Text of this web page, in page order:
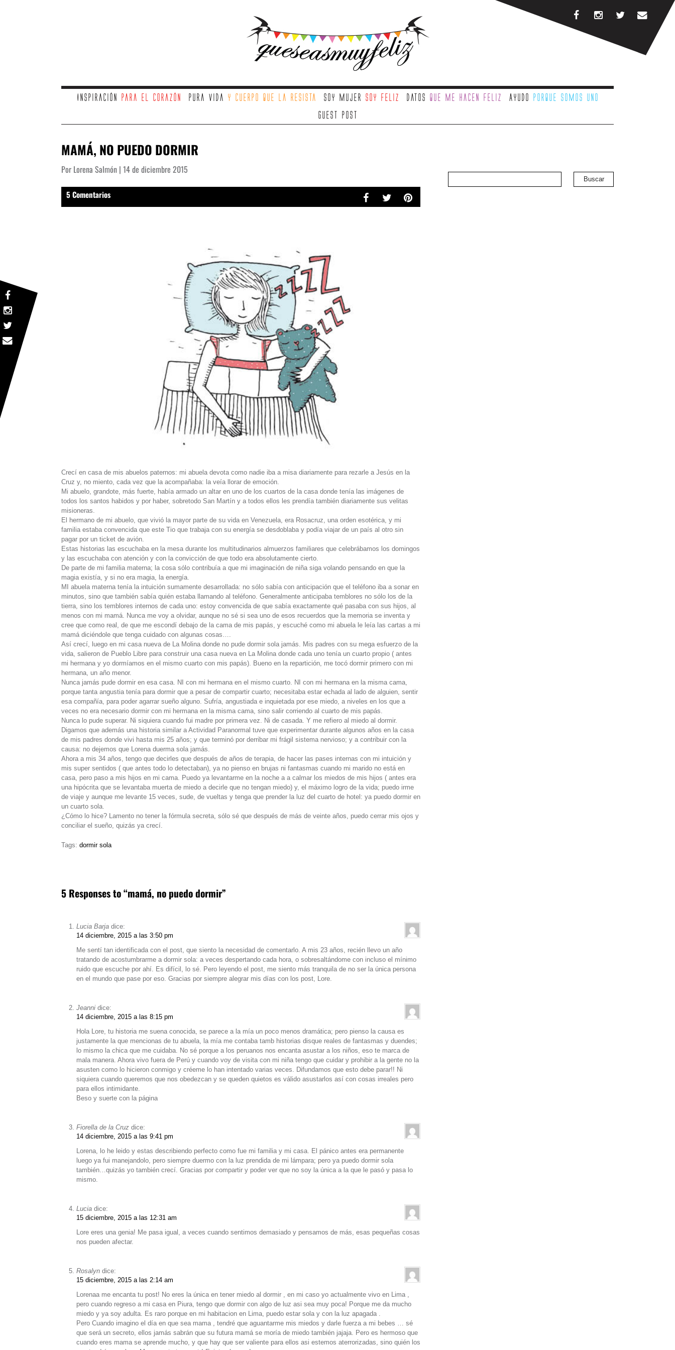
Inspiración para el corazón Pura vida y cuerpo que la resista Soy mujer soy feliz Datos que me hacen feliz Ayudo porque somos uno
Guest Post
MAMÁ, NO PUEDO DORMIR
Por Lorena Salmón | 14 de diciembre 2015
5 Comentarios
Crecí en casa de mis abuelos paternos: mi abuela devota como nadie iba a misa diariamente para rezarle a Jesús en la
Cruz y, no miento, cada vez que la acompañaba: la veía llorar de emoción.
Mi abuelo, grandote, más fuerte, había armado un altar en uno de los cuartos de la casa donde tenía las imágenes de
todos los santos habidos y por haber, sobretodo San Martín y a todos ellos les prendía también diariamente sus velitas
misioneras.
El hermano de mi abuelo, que vivió la mayor parte de su vida en Venezuela, era Rosacruz, una orden esotérica, y mi
familia estaba convencida que este Tio que trabaja con su energía se desdoblaba y podía viajar de un país al otro sin
pagar por un ticket de avión.
Estas historias las escuchaba en la mesa durante los multitudinarios almuerzos familiares que celebrábamos los domingos
y las escuchaba con atención y con la convicción de que todo era absolutamente cierto.
De parte de mi familia materna; la cosa sólo contribuía a que mi imaginación de niña siga volando pensando en que la
magia existía, y si no era magia, la energía.
MI abuela materna tenía la intuición sumamente desarrollada: no sólo sabía con anticipación que el teléfono iba a sonar en
minutos, sino que también sabía quién estaba llamando al teléfono. Generalmente anticipaba temblores no sólo los de la
tierra, sino los temblores internos de cada uno: estoy convencida de que sabía exactamente qué pasaba con sus hijos, al
menos con mi mamá. Nunca me voy a olvidar, aunque no sé si sea uno de esos recuerdos que la memoria se inventa y
cree que como real, de que me escondí debajo de la cama de mis papás, y escuché como mi abuela le leía las cartas a mi
mamá diciéndole que tenga cuidado con algunas cosas….
Así crecí, luego en mi casa nueva de La Molina donde no pude dormir sola jamás. Mis padres con su mega esfuerzo de la
vida, salieron de Pueblo Libre para construir una casa nueva en La Molina donde cada uno tenía un cuarto propio ( antes
mi hermana y yo dormíamos en el mismo cuarto con mis papás). Bueno en la repartición, me tocó dormir primero con mi
hermana, un año menor.
Nunca jamás pude dormir en esa casa. NI con mi hermana en el mismo cuarto. NI con mi hermana en la misma cama,
porque tanta angustia tenía para dormir que a pesar de compartir cuarto; necesitaba estar echada al lado de alguien, sentir
esa compañía, para poder agarrar sueño alguno. Sufría, angustiada e inquietada por ese miedo, a niveles en los que a
veces no era necesario dormir con mi hermana en la misma cama, sino salir corriendo al cuarto de mis papás.
Nunca lo pude superar. Ni siquiera cuando fui madre por primera vez. Ni de casada. Y me refiero al miedo al dormir.
Digamos que además una historia similar a Actividad Paranormal tuve que experimentar durante algunos años en la casa
de mis padres donde vivi hasta mis 25 años; y que terminó por derribar mi frágil sistema nervioso; y a contribuir con la
causa: no dejemos que Lorena duerma sola jamás.
Ahora a mis 34 años, tengo que decirles que después de años de terapia, de hacer las pases internas con mi intuición y
mis super sentidos ( que antes todo lo detectaban), ya no pienso en brujas ni fantasmas cuando mi marido no está en
casa, pero paso a mis hijos en mi cama. Puedo ya levantarme en la noche a a calmar los miedos de mis hijos ( antes era
una hipócrita que se levantaba muerta de miedo a decirle que no tengan miedo) y, el máximo logro de la vida; puedo irme
de viaje y aunque me levante 15 veces, sude, de vueltas y tenga que prender la luz del cuarto de hotel: ya puedo dormir en
un cuarto sola.
¿Cómo lo hice? Lamento no tener la fórmula secreta, sólo sé que después de más de veinte años, puedo cerrar mis ojos y
conciliar el sueño, quizás ya crecí.
Tags: dormir sola
5 Responses to “mamá, no puedo dormir”
Lucia Barja dice:
14 diciembre, 2015 a las 3:50 pm
Me sentí tan identificada con el post, que siento la necesidad de comentarlo. A mis 23 años, recién llevo un año
tratando de acostumbrarme a dormir sola: a veces despertando cada hora, o sobresaltándome con incluso el mínimo
ruido que escuche por ahí. Es difícil, lo sé. Pero leyendo el post, me siento más tranquila de no ser la única persona
en el mundo que pase por eso. Gracias por siempre alegrar mis días con los post, Lore.
Jeanni dice:
14 diciembre, 2015 a las 8:15 pm
Hola Lore, tu historia me suena conocida, se parece a la mía un poco menos dramática; pero pienso la causa es
justamente la que mencionas de tu abuela, la mía me contaba tamb historias disque reales de fantasmas y duendes;
lo mismo la chica que me cuidaba. No sé porque a los peruanos nos encanta asustar a los niños, eso te marca de
mala manera. Ahora vivo fuera de Perú y cuando voy de visita con mi niña tengo que cuidar y prohibir a la gente no la
asusten como lo hicieron conmigo y créeme lo han intentado varias veces. Difundamos que esto debe parar!! Ni
siquiera cuando queremos que nos obedezcan y se queden quietos es válido asustarlos así con cosas irreales pero
para ellos intimidante.
Beso y suerte con la página
Fiorella de la Cruz dice:
14 diciembre, 2015 a las 9:41 pm
Lorena, lo he leido y estas describiendo perfecto como fue mi familia y mi casa. El pánico antes era permanente
luego ya fui manejandolo, pero siempre duermo con la luz prendida de mi lámpara; pero ya puedo dormir sola
también…quizás yo también crecí. Gracias por compartir y poder ver que no soy la única a la que le pasó y pasa lo
mismo.
Lucia dice:
15 diciembre, 2015 a las 12:31 am
Lore eres una genia! Me pasa igual, a veces cuando sentimos demasiado y pensamos de más, esas pequeñas cosas
nos pueden afectar.
Rosalyn dice:
15 diciembre, 2015 a las 2:14 am
Lorenaa me encanta tu post! No eres la única en tener miedo al dormir , en mi caso yo actualmente vivo en Lima ,
pero cuando regreso a mi casa en Piura, tengo que dormir con algo de luz asi sea muy poca! Porque me da mucho
miedo y ya soy adulta. Es raro porque en mi habitacion en Lima, puedo estar sola y con la luz apagada .
Pero Cuando imagino el día en que sea mama , tendré que aguantarme mis miedos y darle fuerza a mi bebes … sé
que será un secreto, ellos jamás sabrán que su futura mamá se moría de miedo también jajaja. Pero es hermoso que
cuando eres mama se aprende mucho, y que hay que ser valiente para ellos asi estemos aterrorizadas, sino quién los
Buscar